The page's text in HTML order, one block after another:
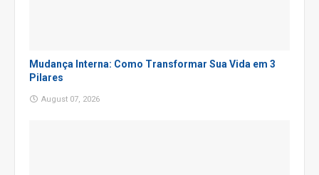
Mudança Interna: Como Transformar Sua Vida em 3
Pilares
August 07, 2026